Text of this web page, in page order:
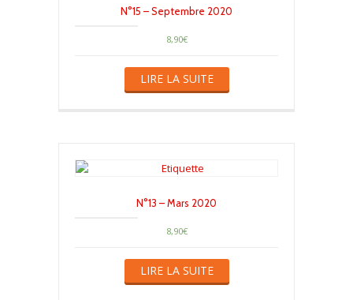
N°15 – Septembre 2020
8,90€
LIRE LA SUITE
N°13 – Mars 2020
8,90€
LIRE LA SUITE